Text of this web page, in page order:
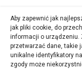
Aby zapewnić jak
jak pliki cookie, do
informacji o urządzeniu.
przetwarzać dane, takie
unikalne identyfikatory
zgody może
–